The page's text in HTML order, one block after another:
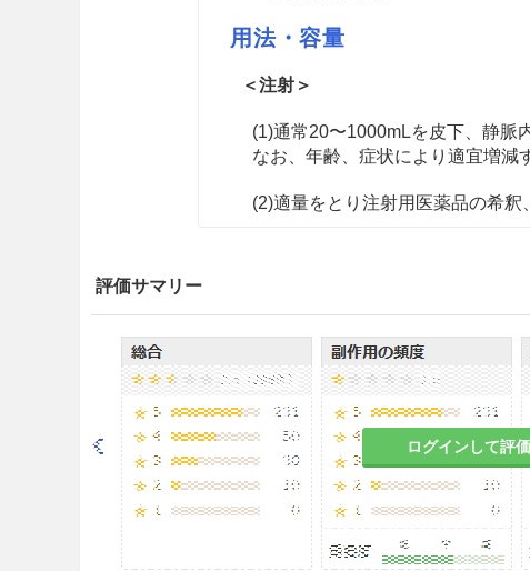
用法・容量
＜注射＞
(1)通常20〜1000mLを皮下、静脈
なお、年齢、症状により適宜増減
(2)適量をとり注射用医薬品の希釈
(2)含そう、噴霧吸入に用いる。
＜その他＞
医療用器具の洗浄に用いる。
注意事項
慎重投与
評価サマリー
ログインして評